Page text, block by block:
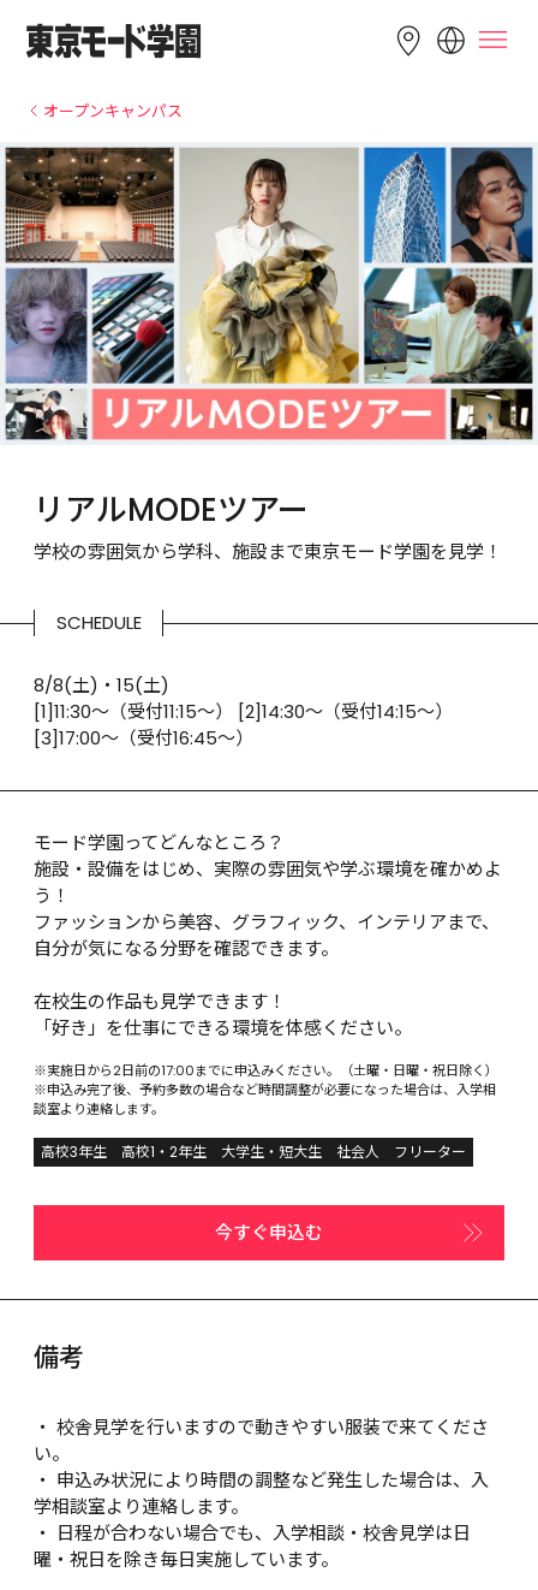
English 简体中文 繁體中文
한국어 Tiếng Việt
Bahasa
Indonesia
オープンキャンパス
リアルMODEツアー
学校の雰囲気から学科、施設まで東京モード学園を見学！
SCHEDULE
8/8(土)・15(土)
[1]11:30～（受付11:15〜） [2]14:30～（受付14:15〜）
[3]17:00～（受付16:45〜）
モード学園ってどんなところ？
施設・設備をはじめ、実際の雰囲気や学ぶ環境を確かめよ
う！
ファッションから美容、グラフィック、インテリアまで、
自分が気になる分野を確認できます。
在校生の作品も見学できます！
「好き」を仕事にできる環境を体感ください。
※実施日から2日前の17:00までに申込みください。（土曜・日曜・祝日除く）
※申込み完了後、予約多数の場合など時間調整が必要になった場合は、入学相
談室より連絡します。
高校3年生 高校1・2年生 大学生・短大生 社会人 フリーター
今すぐ申込む
備考
・ 校舎見学を行いますので動きやすい服装で来てくださ
い。
・ 申込み状況により時間の調整など発生した場合は、入
学相談室より連絡します。
・ 日程が合わない場合でも、入学相談・校舎見学は日
曜・祝日を除き毎日実施しています。